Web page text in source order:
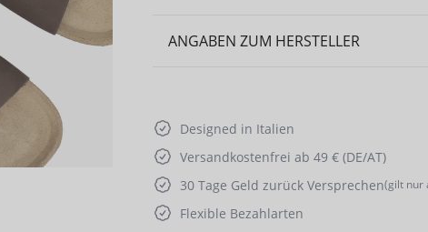
ANGABEN ZUM HERSTELLER
Designed in Italien
Versandkostenfrei ab 49 € (DE/AT)
30 Tage Geld zurück Versprechen(gilt nur
Flexible Bezahlarten